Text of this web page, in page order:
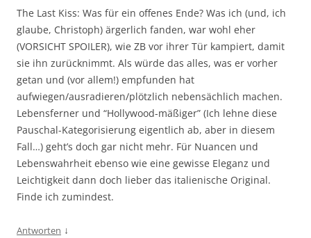
The Last Kiss: Was für ein offenes Ende? Was ich (und, ich
glaube, Christoph) ärgerlich fanden, war wohl eher
(VORSICHT SPOILER), wie ZB vor ihrer Tür kampiert, damit
sie ihn zurücknimmt. Als würde das alles, was er vorher
getan und (vor allem!) empfunden hat
aufwiegen/ausradieren/plötzlich nebensächlich machen.
Lebensferner und “Hollywood-mäßiger” (Ich lehne diese
Pauschal-Kategorisierung eigentlich ab, aber in diesem
Fall…) geht’s doch gar nicht mehr. Für Nuancen und
Lebenswahrheit ebenso wie eine gewisse Eleganz und
Leichtigkeit dann doch lieber das italienische Original.
Finde ich zumindest.
Antworten ↓